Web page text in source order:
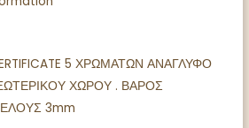
5 ΧΡΩΜΑΤΩΝ ΑΝΑΓΛΥΦΟ
ΧΩΡΟΥ . ΒΑΡΟΣ
3mm